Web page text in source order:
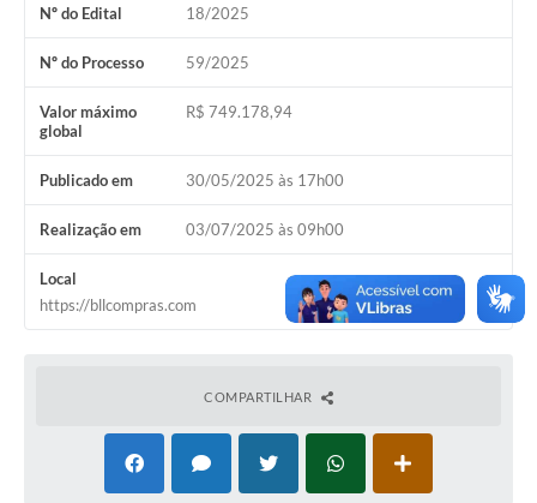
Nº do Edital 18/2025
Nº do Processo 59/2025
Valor máximo
global
R$ 749.178,94
Publicado em 30/05/2025 às 17h00
Realização em 03/07/2025 às 09h00
Local
https://bllcompras.com
COMPARTILHAR